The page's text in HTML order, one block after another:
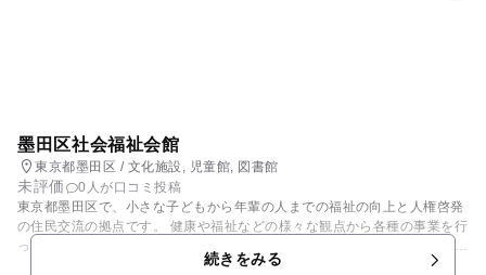
墨田区社会福祉会館
東京都墨田区 / 文化施設, 児童館, 図書館
未評価
0人が口コミ投稿
東京都墨田区で、小さな子どもから年輩の人までの福祉の向上と人権啓発
の住民交流の拠点です。 健康や福祉などの様々な観点から各種の事業を行
っています。 施設内には、年輩の人向けの娯楽室や、児童図書室、幼児
室、ゲーム室、体育室と、有料施設の和室などを備えています。 幅広い人
続きをみる